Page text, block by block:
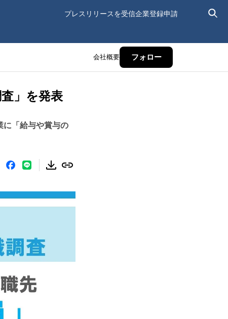
プレスリリースを受信企業登録申請
会社概要 フォロー
」を発表
に「給与や賞与の